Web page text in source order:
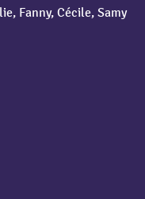
Fanny, Cécile, Samy